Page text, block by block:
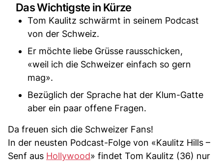
Das Wichtigste in Kürze
Tom Kaulitz schwärmt in seinem Podcast
von der Schweiz.
Er möchte liebe Grüsse rausschicken,
«weil ich die Schweizer einfach so gern
mag».
Bezüglich der Sprache hat der Klum-Gatte
aber ein paar offene Fragen.
Da freuen sich die Schweizer Fans!
In der neusten Podcast-Folge von «Kaulitz Hills –
Senf aus Hollywood» findet Tom Kaulitz (36) nur